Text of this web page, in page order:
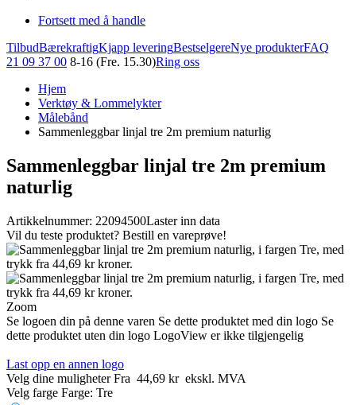
Fortsett med å handle
TilbudBærekraftigKjapp leveringBestselgereNye produkterFAQ
21 09 37 00 8-16 (Fre. 15.30)Ring oss
Hjem
Verktøy & Lommelykter
Målebånd
Sammenleggbar linjal tre 2m premium naturlig
Sammenleggbar linjal tre 2m premium
naturlig
Artikkelnummer: 22094500Laster inn data
Vil du teste produktet? Bestill en vareprøve!
Zoom
Se logoen din på denne varen Se dette produktet med din logo Se
dette produktet uten din logo LogoView er ikke tilgjengelig
Last opp en annen logo
Velg dine muligheter Fra 44,69 kr ekskl. MVA
Velg farge Farge: Tre